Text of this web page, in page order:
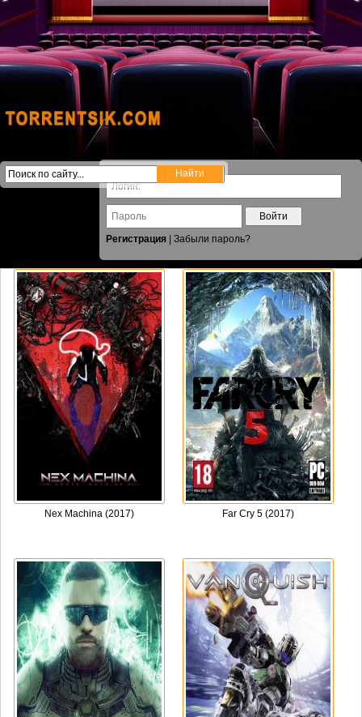
Войти
Регистрация
Забыли пароль?
Nex Machina (2017) Far Cry 5 (2017)